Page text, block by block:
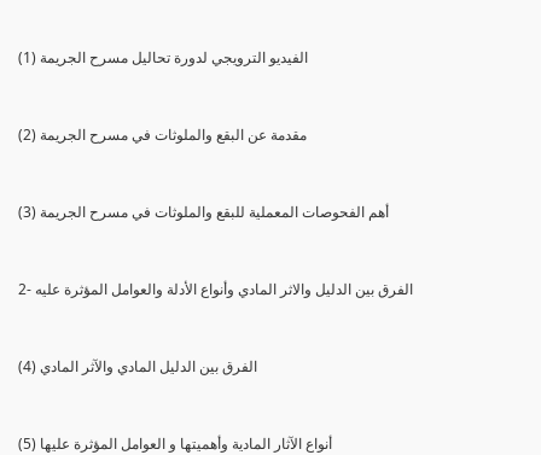
(1) الفيديو الترويجي لدورة تحاليل مسرح الجريمة
(2) مقدمة عن البقع والملوثات في مسرح الجريمة
(3) أهم الفحوصات المعملية للبقع والملوثات في مسرح الجريمة
2- الفرق بين الدليل والاثر المادي وأنواع الأدلة والعوامل المؤثرة عليه
(4) الفرق بين الدليل المادي والآثر المادي
(5) أنواع الآثار المادية وأهميتها و العوامل المؤثرة عليها